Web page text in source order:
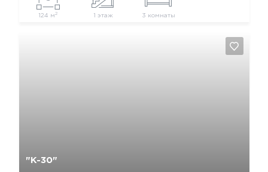
124 м2 1 этаж 3 комнаты
"К-30"